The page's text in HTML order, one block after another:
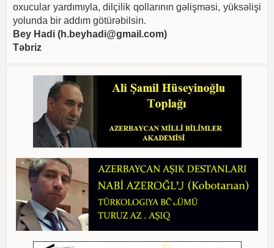
oxucular yardımıyla, dilçilik qollarının gəlişməsi, yüksəlişi
yolunda bir addım götürəbilsin.
Bey Hadi (h.beyhadi@gmail.com)
Təbriz